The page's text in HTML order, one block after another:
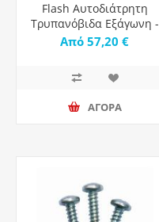
Flash Αυτοδιάτρητη
Τρυπανόβιδα Εξάγωνη -
6.3mm Διάμετρος -
Από 57,20 €
ΑΓΟΡΑ